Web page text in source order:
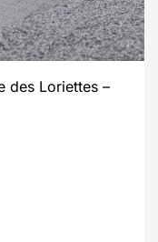
des Loriettes –